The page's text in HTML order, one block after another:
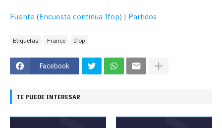
Fuente (Encuesta continua Ifop) | Partidos
Etiquetas France Ifop
Facebook
TE PUEDE INTERESAR